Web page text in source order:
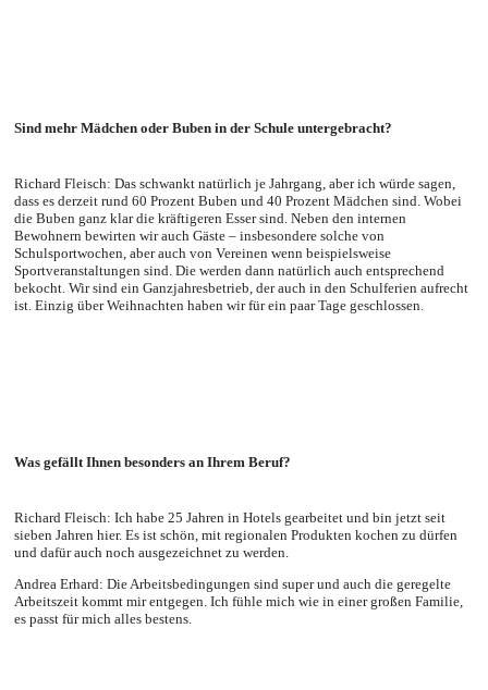
Sind mehr Mädchen oder Buben in der Schule untergebracht?
Richard Fleisch: Das schwankt natürlich je Jahrgang, aber ich würde sagen,
dass es derzeit rund 60 Prozent Buben und 40 Prozent Mädchen sind. Wobei
die Buben ganz klar die kräftigeren Esser sind. Neben den internen
Bewohnern bewirten wir auch Gäste – insbesondere solche von
Schulsportwochen, aber auch von Vereinen wenn beispielsweise
Sportveranstaltungen sind. Die werden dann natürlich auch entsprechend
bekocht. Wir sind ein Ganzjahresbetrieb, der auch in den Schulferien aufrecht
ist. Einzig über Weihnachten haben wir für ein paar Tage geschlossen.
Was gefällt Ihnen besonders an Ihrem Beruf?
Richard Fleisch: Ich habe 25 Jahren in Hotels gearbeitet und bin jetzt seit
sieben Jahren hier. Es ist schön, mit regionalen Produkten kochen zu dürfen
und dafür auch noch ausgezeichnet zu werden.
Andrea Erhard: Die Arbeitsbedingungen sind super und auch die geregelte
Arbeitszeit kommt mir entgegen. Ich fühle mich wie in einer großen Familie,
es passt für mich alles bestens.